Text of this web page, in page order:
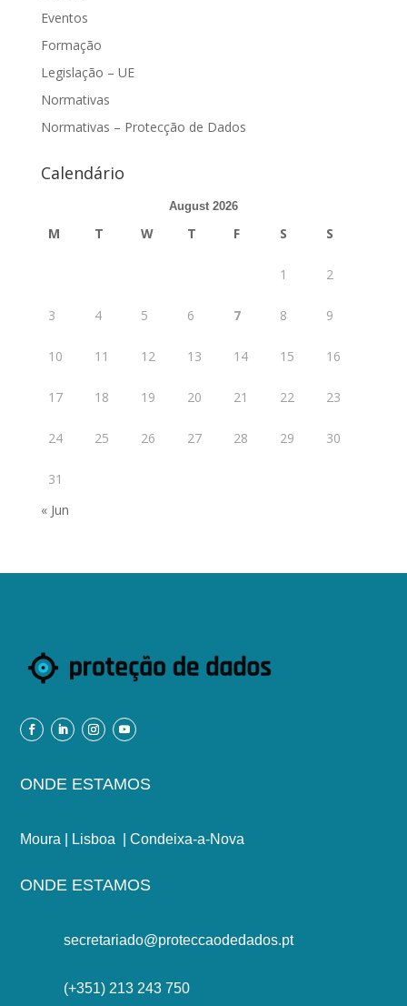
Eventos
Formação
Legislação – UE
Normativas
Normativas – Protecção de Dados
Calendário
August 2026
M T W T F S S
1 2
3 4 5 6 7 8 9
10 11 12 13 14 15 16
17 18 19 20 21 22 23
24 25 26 27 28 29 30
31
« Jun
ONDE ESTAMOS
Moura | Lisboa | Condeixa-a-Nova
ONDE ESTAMOS
secretariado@proteccaodedados.pt
(+351) 213 243 750